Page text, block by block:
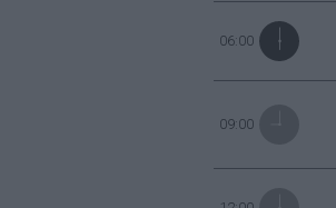
06:00
09:00